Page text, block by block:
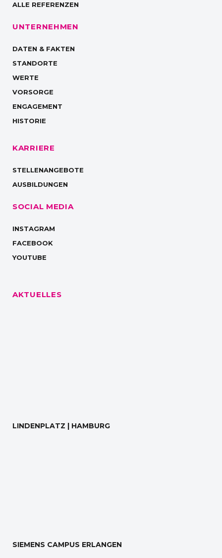
ALLE REFERENZEN
UNTERNEHMEN
DATEN & FAKTEN
STANDORTE
WERTE
VORSORGE
ENGAGEMENT
HISTORIE
KARRIERE
STELLENANGEBOTE
AUSBILDUNGEN
SOCIAL MEDIA
INSTAGRAM
FACEBOOK
YOUTUBE
AKTUELLES
LINDENPLATZ | HAMBURG
SIEMENS CAMPUS ERLANGEN